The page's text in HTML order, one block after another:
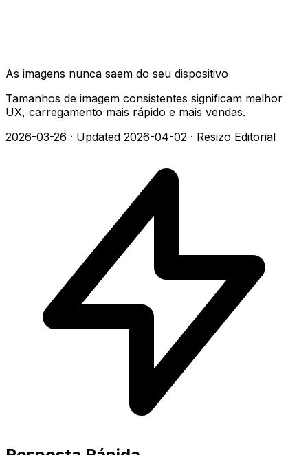
As imagens nunca saem do seu dispositivo
Tamanhos de imagem consistentes significam melhor
UX, carregamento mais rápido e mais vendas.
2026-03-26 · Updated 2026-04-02 · Resizo Editorial